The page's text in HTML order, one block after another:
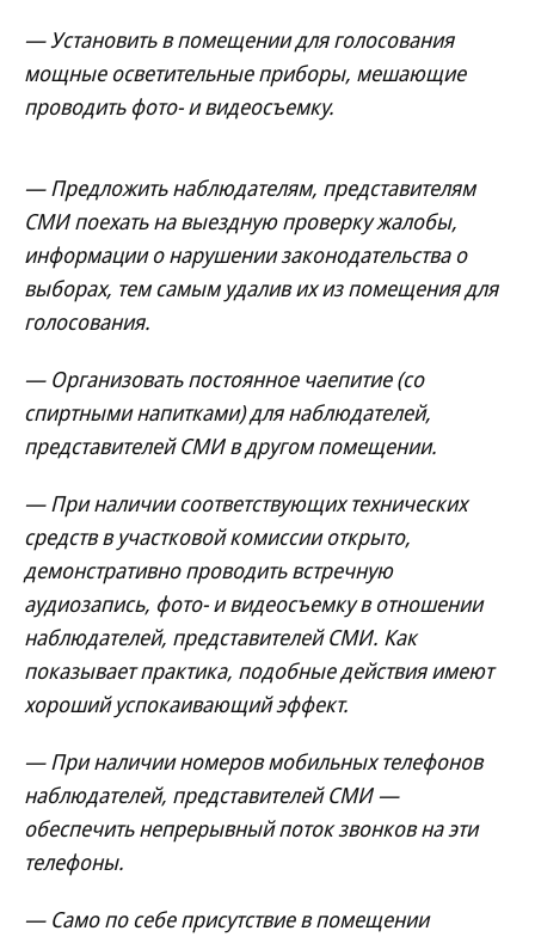
— Установить в помещении для голосования
мощные осветительные приборы, мешающие
проводить фото- и видеосъемку.
— Предложить наблюдателям, представителям
СМИ поехать на выездную проверку жалобы,
информации о нарушении законодательства о
выборах, тем самым удалив их из помещения для
голосования.
— Организовать постоянное чаепитие (со
спиртными напитками) для наблюдателей,
представителей СМИ в другом помещении.
— При наличии соответствующих технических
средств в участковой комиссии открыто,
демонстративно проводить встречную
аудиозапись, фото- и видеосъемку в отношении
наблюдателей, представителей СМИ. Как
показывает практика, подобные действия имеют
хороший успокаивающий эффект.
— При наличии номеров мобильных телефонов
наблюдателей, представителей СМИ —
обеспечить непрерывный поток звонков на эти
телефоны.
— Само по себе присутствие в помещении